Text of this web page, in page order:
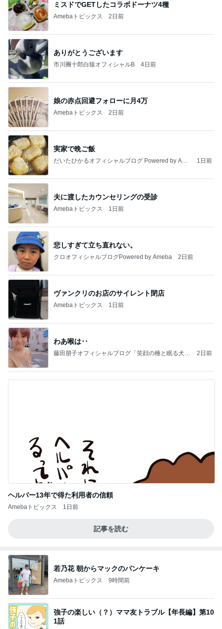
ミスドでGETしたコラボドーナツ4種
Amebaトピックス 2日前
ありがとうございます
市川團十郎白猿オフィシャルB 4日前
娘の赤点回避フォローに月4万
Amebaトピックス 2日前
実家で晩ご飯
だいたひかるオフィシャルブログ Powered by Ame
1日前
夫に渡したカウンセリングの受診
Amebaトピックス 1日前
悲しすぎて立ち直れない。
クロオフィシャルブログPowered by Ameba 2日前
ヴァンクリのお店のサイレント閉店
Amebaトピックス 1日前
わあ喉は‥
藤田朋子オフィシャルブログ「笑顔の種と眠る犬」
2日前
ヘルパー13年で得た利用者の信頼
Amebaトピックス 1日前
記事を読む
若乃花 朝からマックのパンケーキ
Amebaトピックス 9時間前
強子の楽しい（？）ママ友トラブル【年長編】第10
1話